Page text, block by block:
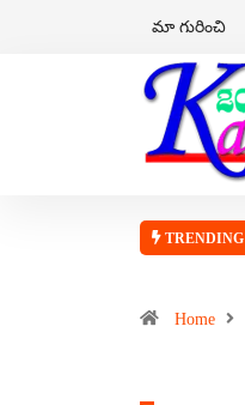
మా గురించి
TRENDING
Home